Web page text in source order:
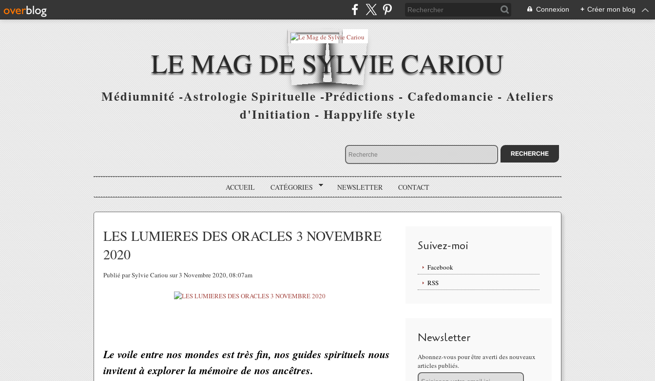
Connexion + Créer mon blog
LE MAG DE SYLVIE CARIOU
Médiumnité -Astrologie Spirituelle -Prédictions - Cafedomancie - Ateliers
d'Initiation - Happylife style
ACCUEIL CATÉGORIES NEWSLETTER CONTACT
LES LUMIERES DES ORACLES 3 NOVEMBRE
2020
Publié par Sylvie Cariou sur 3 Novembre 2020, 08:07am
Le voile entre nos mondes est très fin, nos guides spirituels nous
invitent à explorer la mémoire de nos ancêtres.
Suivez-moi
Facebook
RSS
Newsletter
Abonnez-vous pour être averti des nouveaux
articles publiés.
Email